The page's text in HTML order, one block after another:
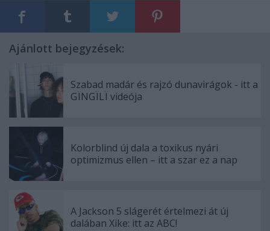
Ajánlott bejegyzések:
Szabad madár és rajzó dunavirágok - itt a
GÏNGÏLÏ videója
Kolorblind új dala a toxikus nyári
optimizmus ellen – itt a szar ez a nap
A Jackson 5 slágerét értelmezi át új
dalában Xike: itt az ABC!